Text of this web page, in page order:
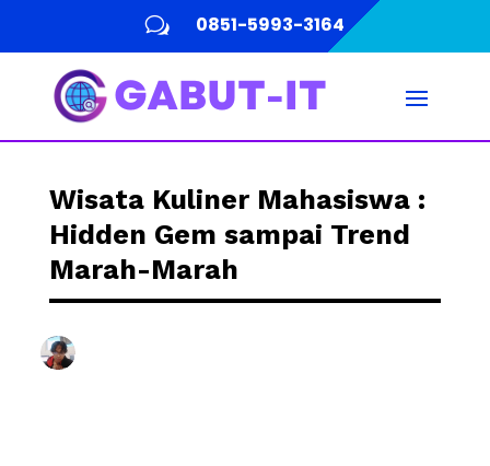
w 0851-5993-3164
Wisata Kuliner Mahasiswa :
Hidden Gem sampai Trend
Marah-Marah